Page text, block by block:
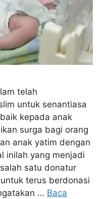
telah
untuk senantiasa
kepada anak
surga bagi orang
anak yatim dengan
inilah yang menjadi
satu donatur
terus berdonasi
… Baca